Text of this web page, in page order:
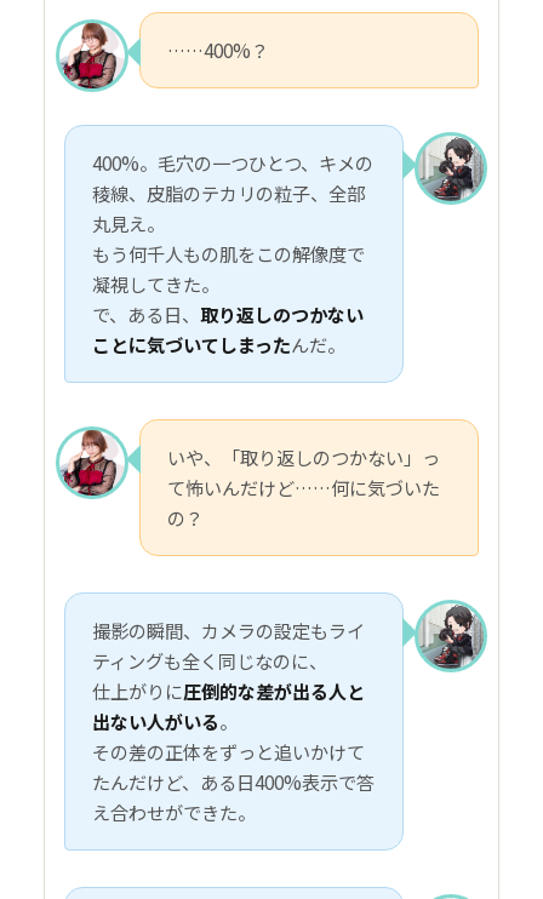
……400%？
400%。毛穴の一つひとつ、キメの
稜線、皮脂のテカリの粒子、全部
丸見え。
もう何千人もの肌をこの解像度で
凝視してきた。
で、ある日、 取り返しのつかない
ことに気づいてしまったんだ。
いや、「取り返しのつかない」っ
て怖いんだけど……何に気づいた
の？
撮影の瞬間、カメラの設定もライ
ティングも全く同じなのに、
仕上がりに圧倒的な差が出る人と
出ない人がいる。
その差の正体をずっと追いかけて
たんだけど、ある日400%表示で答
え合わせができた。